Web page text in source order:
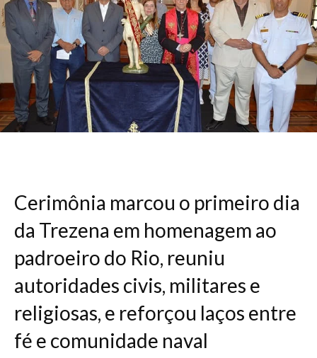
Cerimônia marcou o primeiro dia
da Trezena em homenagem ao
padroeiro do Rio, reuniu
autoridades civis, militares e
religiosas, e reforçou laços entre
fé e comunidade naval